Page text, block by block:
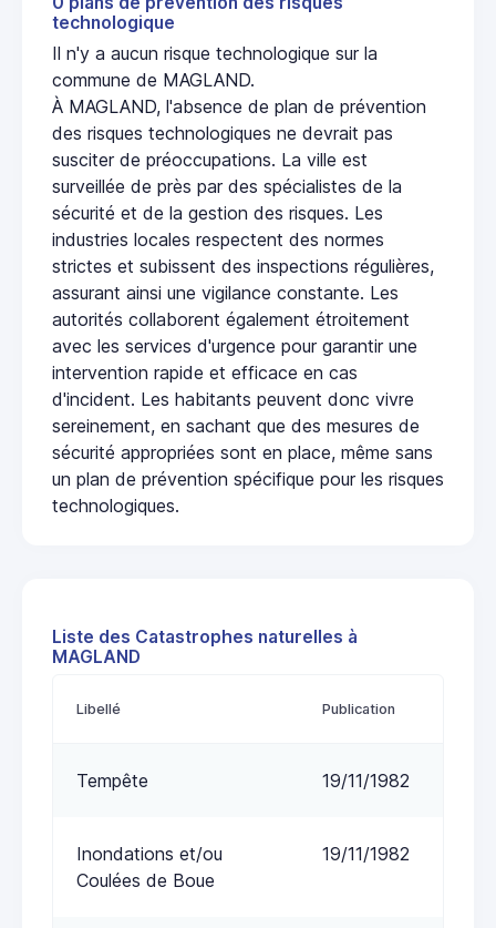
technologique
Il n'y a aucun risque technologique sur la
commune de MAGLAND.
À MAGLAND, l'absence de plan de prévention
des risques technologiques ne devrait pas
susciter de préoccupations. La ville est
surveillée de près par des spécialistes de la
sécurité et de la gestion des risques. Les
industries locales respectent des normes
strictes et subissent des inspections régulières,
assurant ainsi une vigilance constante. Les
autorités collaborent également étroitement
avec les services d'urgence pour garantir une
intervention rapide et efficace en cas
d'incident. Les habitants peuvent donc vivre
sereinement, en sachant que des mesures de
sécurité appropriées sont en place, même sans
un plan de prévention spécifique pour les risques
technologiques.
Liste des Catastrophes naturelles à
MAGLAND
Libellé Publication
Tempête 19/11/1982
Inondations et/ou
Coulées de Boue
19/11/1982